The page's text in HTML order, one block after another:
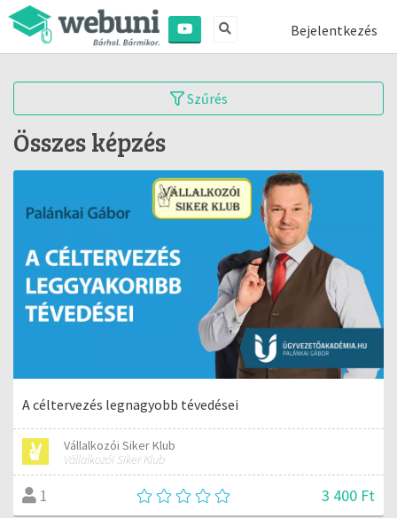
Bejelentkezés
Szűrés
Összes képzés
A céltervezés legnagyobb tévedései
Vállalkozói Siker Klub
Vállalkozói Siker Klub
1 3 400 Ft